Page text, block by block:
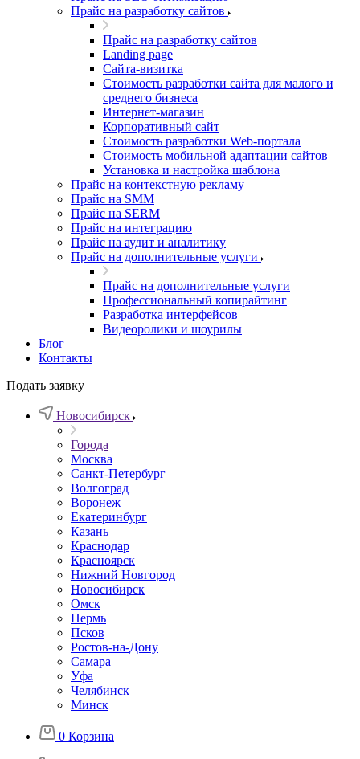
Прайс на разработку сайтов
Прайс на разработку сайтов
Landing page
Cайта-визитка
Стоимость разработки сайта для малого и
среднего бизнеса
Интернет-магазин
Корпоративный сайт
Стоимость разработки Web-портала
Стоимость мобильной адаптации сайтов
Установка и настройка шаблона
Прайс на контекстную рекламу
Прайс на SMM
Прайс на SERM
Прайс на интеграцию
Прайс на аудит и аналитику
Прайс на дополнительные услуги
Прайс на дополнительные услуги
Профессиональный копирайтинг
Разработка интерфейсов
Видеоролики и шоурилы
Блог
Контакты
Подать заявку
Новосибирск
Города
Москва
Санкт-Петербург
Волгоград
Воронеж
Екатеринбург
Казань
Краснодар
Красноярск
Нижний Новгород
Новосибирск
Омск
Пермь
Псков
Ростов-на-Дону
Самара
Уфа
Челябинск
Минск
0 Корзина